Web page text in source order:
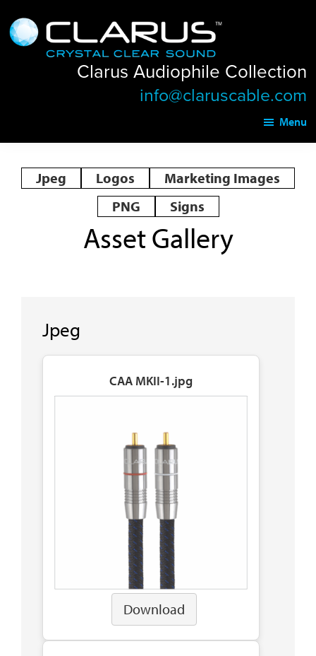
to
main
to
footer
Clarus
Audiophile
Collection
Clarus Audiophile Collection
info@claruscable.com
Menu
Jpeg Logos
Marketing Images
PNG
Signs
Asset Gallery
Jpeg
CAA MKII-1.jpg
Download